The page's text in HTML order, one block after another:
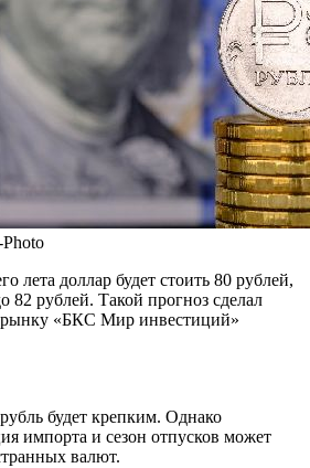
лета доллар будет стоить 80 рублей,
82 рублей. Такой прогноз сделал
рынку «БКС Мир инвестиций»
будет крепким. Однако
импорта и сезон отпусков может
валют.